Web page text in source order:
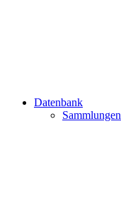
Datenbank
Sammlungen